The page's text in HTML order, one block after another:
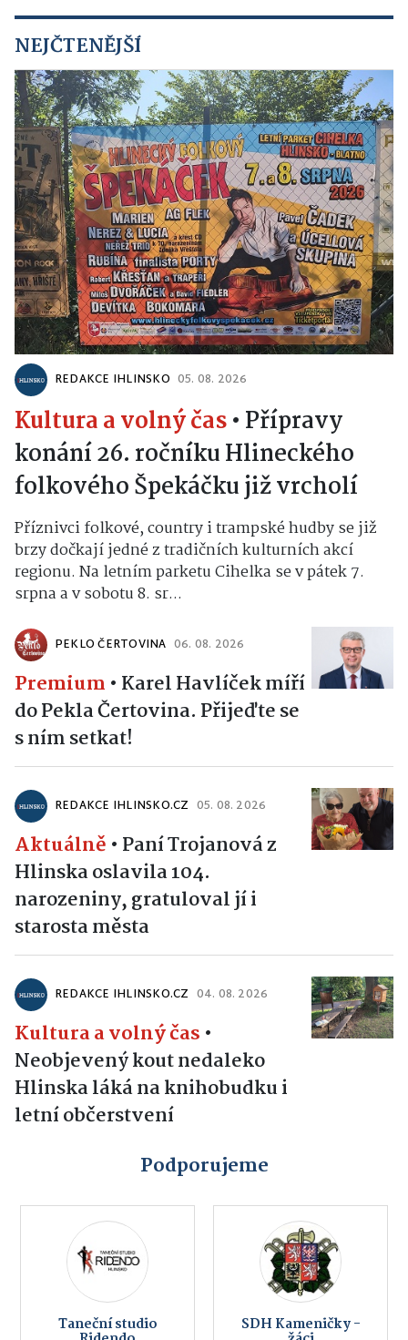
NEJČTENĚJŠÍ
REDAKCE IHLINSKO 05. 08. 2026
Kultura a volný čas• Přípravy
konání 26. ročníku Hlineckého
folkového Špekáčku již vrcholí
Příznivci folkové, country i trampské hudby se již
brzy dočkají jedné z tradičních kulturních akcí
regionu. Na letním parketu Cihelka se v pátek 7.
srpna a v sobotu 8. sr...
PEKLO ČERTOVINA 06. 08. 2026
Premium • Karel Havlíček míří
do Pekla Čertovina. Přijeďte se
s ním setkat!
REDAKCE IHLINSKO.CZ 05. 08. 2026
Aktuálně • Paní Trojanová z
Hlinska oslavila 104.
narozeniny, gratuloval jí i
starosta města
REDAKCE IHLINSKO.CZ 04. 08. 2026
Kultura a volný čas •
Neobjevený kout nedaleko
Hlinska láká na knihobudku i
letní občerstvení
Podporujeme
Taneční studio SDH Kameničky -